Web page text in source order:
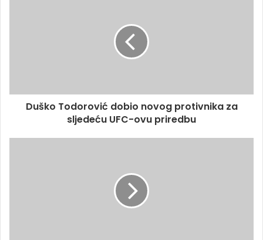
Duško Todorović dobio novog protivnika za
sljedeću UFC-ovu priredbu